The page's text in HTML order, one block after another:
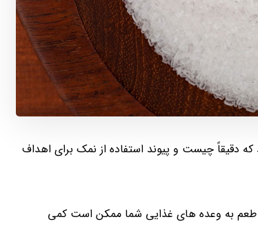
دقیقاً چیست و پیوند استفاده از نمک برای اهداف
طعم به وعده های غذایی شما ممکن است کمی